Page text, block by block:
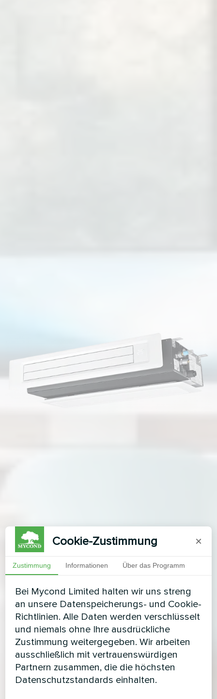
Cookie-Zustimmung ×
Zustimmung Informationen Über das Programm
Bei Mycond Limited halten wir uns streng
an unsere Datenspeicherungs- und Cookie-
Richtlinien. Alle Daten werden verschlüsselt
und niemals ohne Ihre ausdrückliche
Zustimmung weitergegeben. Wir arbeiten
ausschließlich mit vertrauenswürdigen
Partnern zusammen, die die höchsten
Datenschutzstandards einhalten.